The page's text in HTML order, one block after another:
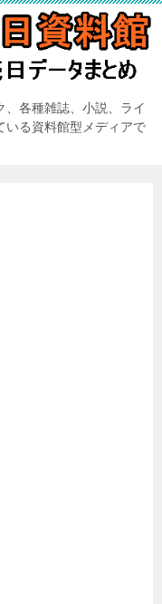
各種雑誌、小説、ライ
いる資料館型メディアで